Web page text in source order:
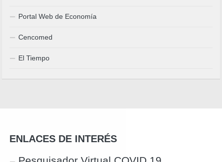
Portal Web de Economía
Cencomed
El Tiempo
ENLACES DE INTERÉS